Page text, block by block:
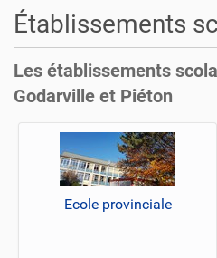
Établissements
Les établissements
Godarville et Piéton
Ecole provinciale